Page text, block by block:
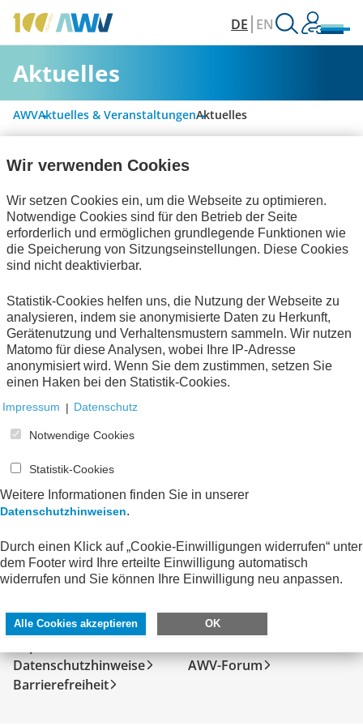
DE EN
Aktuelles
AWVAktuelles & VeranstaltungenAktuelles
Personalwirtschaft
Handel und elektronische Kommunikation
Bescheinigungen
Technische Standards
Keine Nachrichten verfügbar.
SERVICE
Kontakt
Datenschutzhinweise
Barrierefreiheit
DIREKT ZU
FeRD
AWV-Forum
Wir verwenden Cookies
Wir setzen Cookies ein, um die Webseite zu optimieren.
Notwendige Cookies sind für den Betrieb der Seite
erforderlich und ermöglichen grundlegende Funktionen wie
die Speicherung von Sitzungseinstellungen. Diese Cookies
sind nicht deaktivierbar.
Statistik-Cookies helfen uns, die Nutzung der Webseite zu
analysieren, indem sie anonymisierte Daten zu Herkunft,
Gerätenutzung und Verhaltensmustern sammeln. Wir nutzen
Matomo für diese Analysen, wobei Ihre IP-Adresse
anonymisiert wird. Wenn Sie dem zustimmen, setzen Sie
einen Haken bei den Statistik-Cookies.
Impressum | Datenschutz
Notwendige Cookies
Statistik-Cookies
Weitere Informationen finden Sie in unserer
Datenschutzhinweisen.
Durch einen Klick auf „Cookie-Einwilligungen widerrufen“ unter
dem Footer wird Ihre erteilte Einwilligung automatisch
widerrufen und Sie können Ihre Einwilligung neu anpassen.
Alle Cookies akzeptieren OK